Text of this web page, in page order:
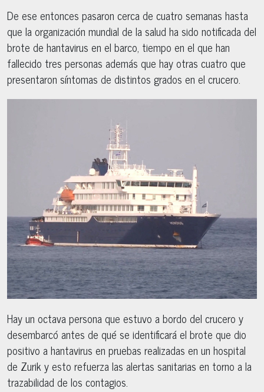
De ese entonces pasaron cerca de cuatro semanas hasta
que la organización mundial de la salud ha sido notificada del
brote de hantavirus en el barco, tiempo en el que han
fallecido tres personas además que hay otras cuatro que
presentaron síntomas de distintos grados en el crucero.
Hay un octava persona que estuvo a bordo del crucero y
desembarcó antes de qué se identificará el brote que dio
positivo a hantavirus en pruebas realizadas en un hospital
de Zurik y esto refuerza las alertas sanitarias en torno a la
trazabilidad de los contagios.